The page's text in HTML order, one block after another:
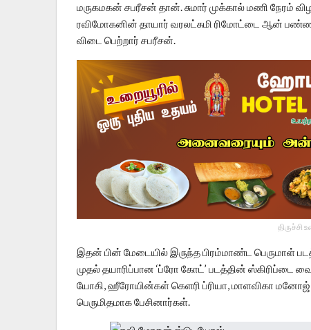
மருகமகன் சபரீசன் தான். சுமார் முக்கால் மணி நேரம்
ரவிமோகனின் தாயார் வரலட்சுமி ரிமோட்டை ஆன் பண்ண,
விடை பெற்றார் சபரீசன்.
திருச்சி
இதன் பின் மேடையில் இருந்த பிரம்மாண்ட பெருமாள்
முதல் தயாரிப்பான ‘ப்ரோ கோட்’ படத்தின் ஸ்கிரிப்டை
யோகி, ஹீரோயின்கள் கெளரி ப்ரியா, மாளவிகா மனோஜ்,
பெருமிதமாக பேசினார்கள்.